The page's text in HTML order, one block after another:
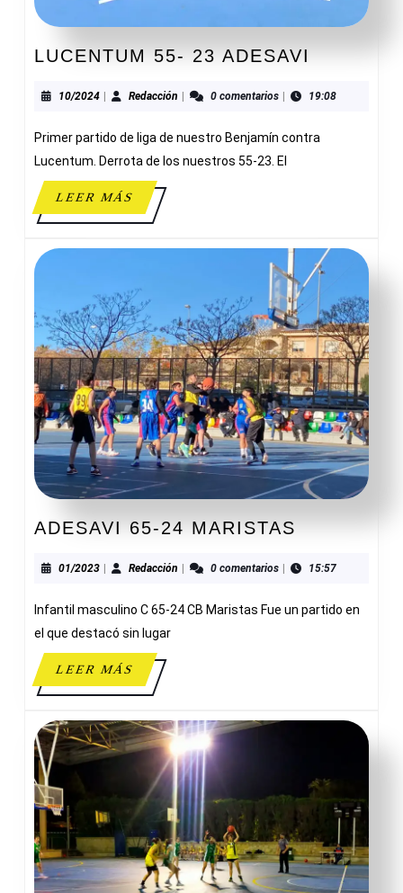
LUCENTUM 55- 23 ADESAVI
23
10/202410/2024Redacción Redacción0 comentarios 19:08
Primer partido de liga de nuestro Benjamín contra
Lucentum. Derrota de los nuestros 55-23. El
LEER MÁSLEER
MÁS
ADESAVI 65-24 MARISTAS
24
01/202301/2023Redacción Redacción0 comentarios 15:57
Infantil masculino C 65-24 CB Maristas Fue un partido en
el que destacó sin lugar
LEER MÁSLEER
MÁS